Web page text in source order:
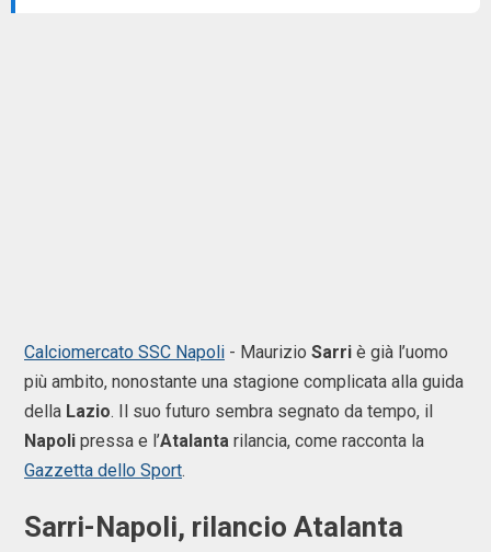
Calciomercato SSC Napoli - Maurizio Sarri è già l’uomo
più ambito, nonostante una stagione complicata alla guida
della Lazio. Il suo futuro sembra segnato da tempo, il
Napoli pressa e l’Atalanta rilancia, come racconta la
Gazzetta dello Sport.
Sarri-Napoli, rilancio Atalanta